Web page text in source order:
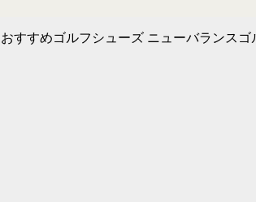
すすめゴルフシューズ ニューバランス